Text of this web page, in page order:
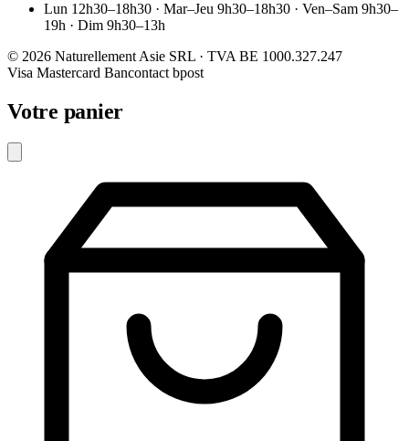
Lun 12h30–18h30 · Mar–Jeu 9h30–18h30 · Ven–Sam 9h30–
19h · Dim 9h30–13h
© 2026 Naturellement Asie SRL · TVA BE 1000.327.247
Visa Mastercard Bancontact bpost
Votre panier